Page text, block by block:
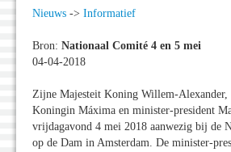
Nieuws -> Informatief
Bron: Nationaal Comité 4 en 5 mei
04-04-2018
Zijne Majesteit Koning Willem-Alexander,
Koningin Máxima en minister-president
vrijdagavond 4 mei 2018 aanwezig bij de
op de Dam in Amsterdam. De minister-